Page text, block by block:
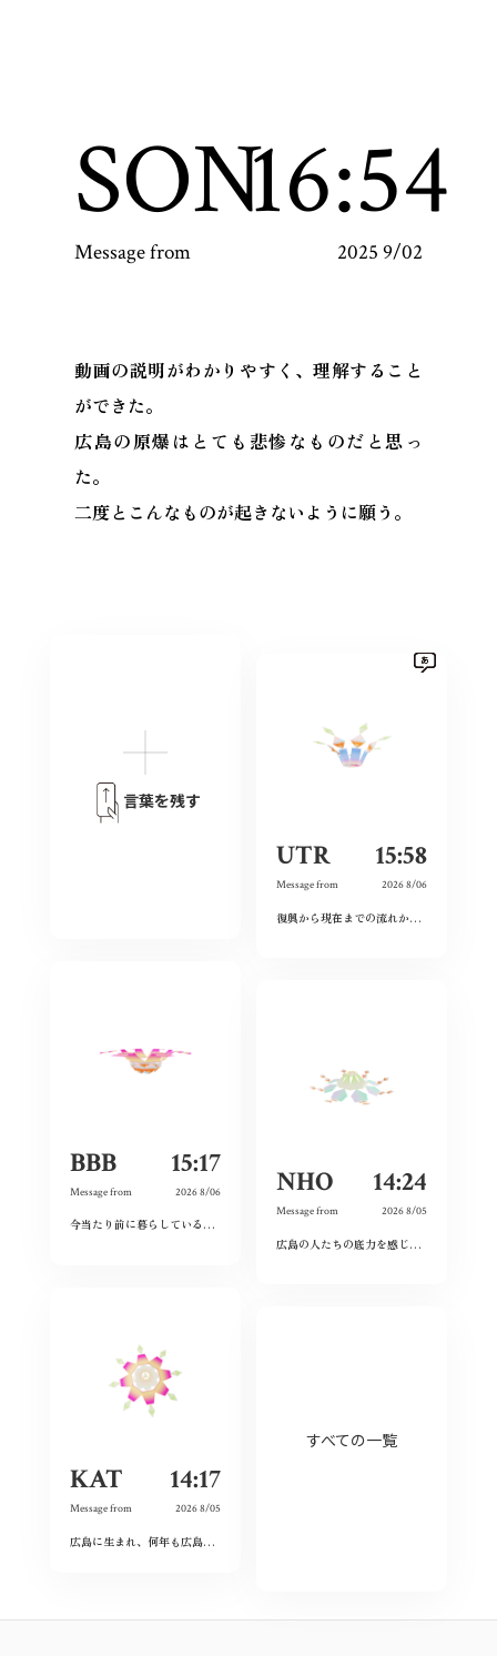
SON16:54
Message from 2025 9/02
動画の説明がわかりやすく、理解すること
ができた。
広島の原爆はとても悲惨なものだと思っ
た。
二度とこんなものが起きないように願う。
言葉を残す
UTR 15:58
Message from 2026 8/06
復興から現在までの流れから、広島という場所の力強さを感じた。
BBB 15:17
Message from 2026 8/06
今当たり前に暮らしている日々が特別なものに感じた。暗い気持ちになることなく、とても前向きにこれからの未来を精一杯生きて作りたいと感じました。
NHO 14:24
Message from 2026 8/05
広島の人たちの底力を感じた。今私たちはそれを受け継ぐことができているのだろうか。平和とは何か、問い続けたい。
KAT 14:17
Message from 2026 8/05
広島に生まれ、何年も広島を離れて過ごしたけれど、なぜか、常に広島に対する想いは持ち続けていた。
すべての一覧